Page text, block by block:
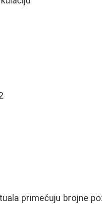
primećuju brojne